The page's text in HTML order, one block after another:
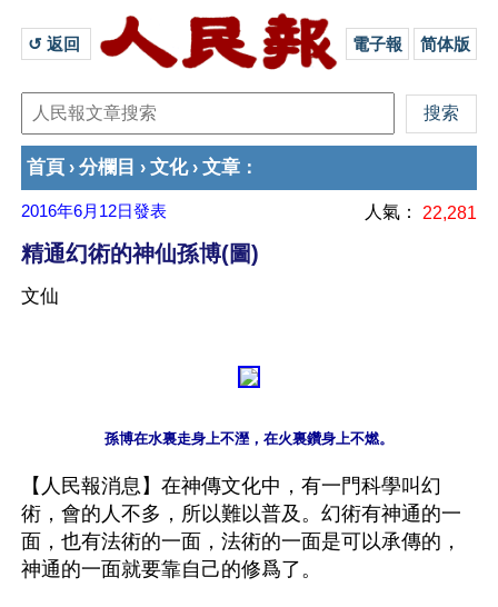
↺ 返回 電子報 简体版
首頁 › 分欄目 › 文化› 文章 ：
2016年6月12日發表 人氣： 22,281
精通幻術的神仙孫博(圖)
文仙
【人民報消息】在神傳文化中，有一門科學叫幻
術，會的人不多，所以難以普及。幻術有神通的一
面，也有法術的一面，法術的一面是可以承傳的，
神通的一面就要靠自己的修爲了。